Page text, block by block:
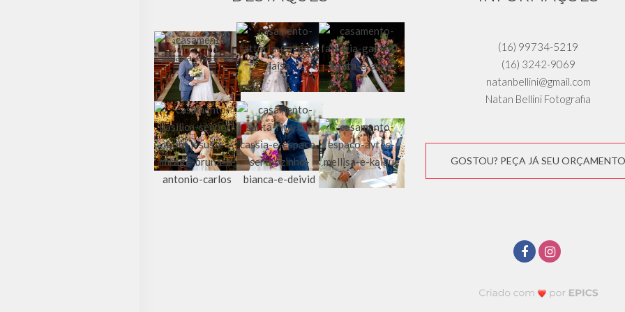
(16) 99734-5219
(16) 3242-9069
natanbellini@gmail.com
Natan Bellini Fotografia
GOSTOU? PEÇA JÁ SEU